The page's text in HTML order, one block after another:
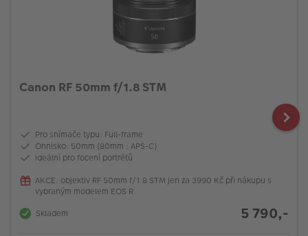
Canon RF 50mm f/1.8 STM
Pro snímače typu: Full-frame
Ohnisko: 50mm (80mm : APS-C)
Ideální pro focení portrétů
AKCE: objektiv RF 50mm f/1.8 STM jen za 3990 Kč při nákupu s
vybraným modelem EOS R
Skladem
5 790,-